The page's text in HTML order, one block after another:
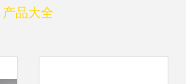
产品大全